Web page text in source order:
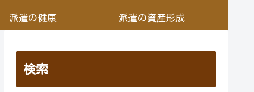
派遣の健康 派遣の資産形成
検索